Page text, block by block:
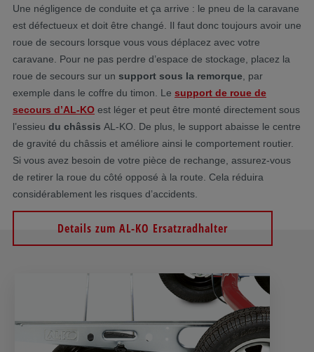
Une négligence de conduite et ça arrive : le pneu de la caravane
est défectueux et doit être changé. Il faut donc toujours avoir une
roue de secours lorsque vous vous déplacez avec votre
caravane. Pour ne pas perdre d’espace de stockage, placez la
roue de secours sur un support sous la remorque , par
exemple dans le coffre du timon. Le support de roue de
secours d’AL-KO est léger et peut être monté directement sous
l’essieu du châssis AL-KO. De plus, le support abaisse le centre
de gravité du châssis et améliore ainsi le comportement routier.
Si vous avez besoin de votre pièce de rechange, assurez-vous
de retirer la roue du côté opposé à la route. Cela réduira
considérablement les risques d’accidents.
Details zum AL-KO Ersatzradhalter